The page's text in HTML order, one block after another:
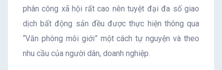
phân công xã hội rất cao nên tuyệt đại đa số giao
dịch bất động sản đều được thực hiện thông qua
“Văn phòng môi giới” một cách tự nguyện và theo
nhu cầu của người dân, doanh nghiệp.